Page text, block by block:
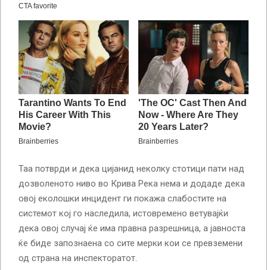
Таа потврди и дека цијанид неколку стотици пати над
дозволеното ниво во Крива Река нема и додаде дека
овој еколошки инцидент ги покажа слабостите на
системот кој го наследила, истовремено ветувајќи
дека овој случај ќе има правна разрешница, а јавноста
ќе биде запознаена со сите мерки кои се превземени
од страна на инспекторатот.